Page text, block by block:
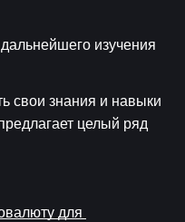
изучения
свои знания и навыки
целый ряд
для